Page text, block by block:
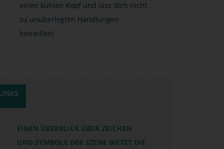
einen kühlen Kopf und lass dich nicht
zu unüberlegten Handlungen
hinreißen!
EINEN ÜBERBLICK ÜBER ZEICHEN
UND SYMBOLE DER SZENE BIETET DIE